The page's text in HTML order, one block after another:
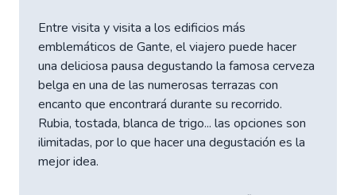
Entre visita y visita a los edificios más
emblemáticos de Gante, el viajero puede hacer
una deliciosa pausa degustando la famosa cerveza
belga en una de las numerosas terrazas con
encanto que encontrará durante su recorrido.
Rubia, tostada, blanca de trigo... las opciones son
ilimitadas, por lo que hacer una degustación es la
mejor idea.